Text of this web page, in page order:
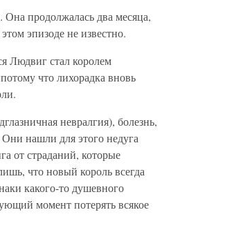
продолжалась два месяца,
эпизоде не известно.
Людвиг стал королем
что лихорадка вновь
невралгия), болезнь,
нашли для этого недуга
от страданий, которые
что новый король всегда
какого-то душевного
момент потерять всякое